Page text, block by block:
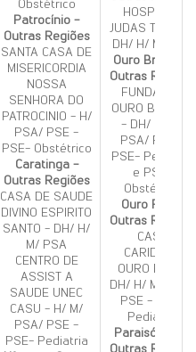
Obstétrico
Patrocínio -
Outras Regiões
SANTA CASA DE
MISERICORDIA
NOSSA
SENHORA DO
PATROCINIO - H/
PSA/ PSE -
PSE- Obstétrico
Caratinga -
Outras Regiões
CASA DE SAUDE
DIVINO ESPIRITO
SANTO - DH/ H/
M/ PSA
CENTRO DE
ASSIST A
SAUDE UNEC
CASU - H/ M/
PSA/ PSE -
PSE- Pediatria
HOSP SAO
JUDAS TADEU -
DH/ H/ M/ PSA
Ouro Branco -
Outras Regiões
FUNDACAO
OURO BRANCO
- DH/ H/ M/
PSA/ PSE -
PSE- Pediatria
e PSE-
Obstétrico
Ouro Fino -
Outras Regiões
CASA
CARIDADE
OURO FINO -
DH/ H/ M/ PSA/
PSE - PSE-
Pediatria
Paraisópolis -
Outras Regiões